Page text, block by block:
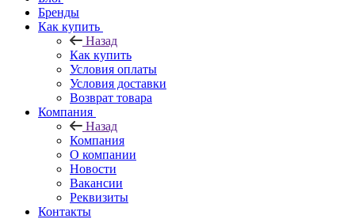
Бренды
Как купить
Назад
Как купить
Условия оплаты
Условия доставки
Возврат товара
Компания
Назад
Компания
О компании
Новости
Вакансии
Реквизиты
Контакты